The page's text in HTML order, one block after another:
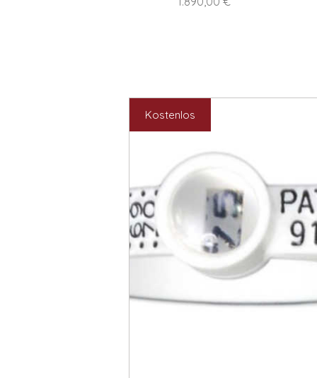
Kostenlos